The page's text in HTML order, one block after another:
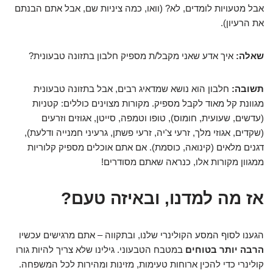
אבל מטעויות לומדים, לא? (וואו, כמה ציניות שם, אבל אתם הבנתם
את הרעיון).
שאלה: איך אדע שאני מקבל/ת מספיק חלבון בתזונה טבעונית?
תשובה: חלבון הוא נושא שמדאיג רבים, אבל בתזונה טבעונית
מגוונת קל מאוד לקבל מספיק. מקורות מצוינים כוללים: קטניות
(עדשים, שעועית, חומוס), טופו וטמפה, סייטן, אגוזים וזרעים
(שקדים, אגוזי מלך, זרעי צ'יה, זרעי פשתן, גרעיני חמנייה ודלעת),
דגנים מלאים (קינואה, כוסמת). אם אתם אוכלים מספיק קלוריות
ממגוון מקורות אלו, כנראה שאתם מסודרים!
אז מה למדנו, ובאיזה טעם?
הגענו לסוף המסע הקולינרי שלנו, ובתקווה – אתם מרגישים עכשיו
הרבה יותר בטוחים במטבח הטבעוני. גילינו שלא צריך להיות גורו
קולינרי כדי להכין ארוחות טעימות, מזינות ומהירות לכל המשפחה.